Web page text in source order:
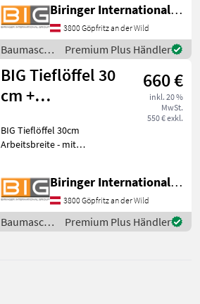
Zähnen und
Schneidemesser mit
Schnellwechsleraufnahme
oder fix verbolzt
Abmessunge
Biringer International GmbH
3800 Göpfritz an der Wild
Baumaschinen
/ BIG
Premium Plus Händler
BIG Tieflöffel 30
cm +
auf 35 cm
660 €
inkl. 20 %
MwSt.
550 € exkl.
BIG Tieflöffel 30cm
Arbeitsbreite - mit
und ungebraucht
Abmessungen der
Aufnahme:
Bolzendurchmesser: 50 mm
Biringer International GmbH
3800 Göpfritz an der Wild
Baumaschinen
/ BIG
Premium Plus Händler